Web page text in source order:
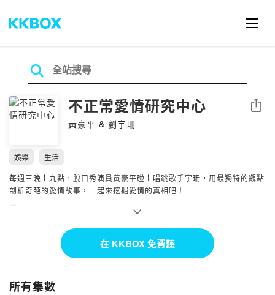
不正常愛情研究中心
黃豪平 & 劉宇珊
分享
娛樂
生活
每週三晚上九點，脫口秀演員黃豪平碰上唱跳歌手宇珊，用最獨特的觀點
剖析奇葩的愛情故事，一起來挖掘愛情的真相吧！
不正常愛情研究中心❤️ IG 更多精彩故事，幕後花絮都在這裡
點擊連結👉馬上追蹤：https://lihi1.com/u3Bfv
不正常愛情研究中心私密社團（歡迎加入！
有關愛情的問題、有關愛情有趣的故事，想和宇珊、豪平說話嗎？
在 KKBOX 免費聽
所有集數